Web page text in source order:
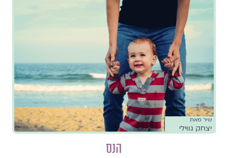
שיר מאת
יצחק גווילי
הנס